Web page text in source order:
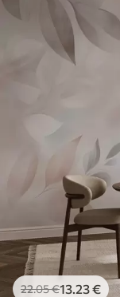
22.05€13.23€